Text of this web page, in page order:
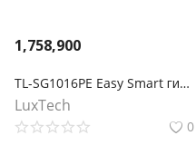
1,758,900
TL-SG1016PE Easy Smart гигабитный 16‑портовый коммутатор с 8 портами PoE+
LuxTech
0